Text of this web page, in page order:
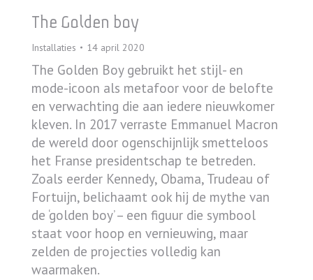
The Golden boy
Installaties 14 april 2020
The Golden Boy gebruikt het stijl- en
mode-icoon als metafoor voor de belofte
en verwachting die aan iedere nieuwkomer
kleven. In 2017 verraste Emmanuel Macron
de wereld door ogenschijnlijk smetteloos
het Franse presidentschap te betreden.
Zoals eerder Kennedy, Obama, Trudeau of
Fortuijn, belichaamt ook hij de mythe van
de ‘golden boy’ – een figuur die symbool
staat voor hoop en vernieuwing, maar
zelden de projecties volledig kan
waarmaken.